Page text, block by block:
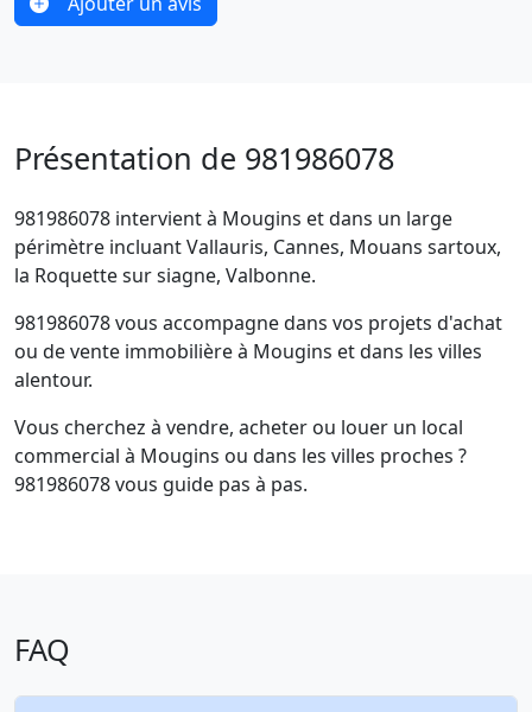
Présentation de 981986078
981986078 intervient à Mougins et dans un large
périmètre incluant Vallauris, Cannes, Mouans sartoux,
la Roquette sur siagne, Valbonne.
981986078 vous accompagne dans vos projets d'achat
ou de vente immobilière à Mougins et dans les villes
alentour.
Vous cherchez à vendre, acheter ou louer un local
commercial à Mougins ou dans les villes proches ?
981986078 vous guide pas à pas.
FAQ